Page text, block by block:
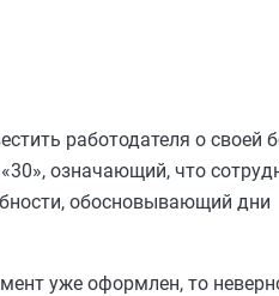
работодателя о своей
означающий, что
обосновывающий дни
уже оформлен, то